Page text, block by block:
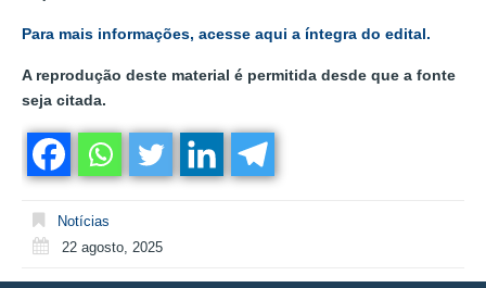
Para mais informações, acesse aqui a íntegra do edital.
A reprodução deste material é permitida desde que a fonte
seja citada.
Notícias
22 agosto, 2025